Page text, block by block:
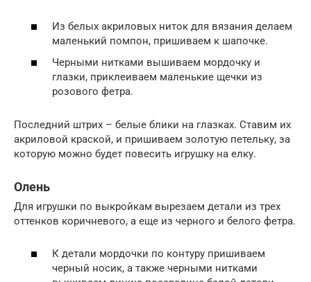
Из белых акриловых ниток для вязания делаем
маленький помпон, пришиваем к шапочке.
Черными нитками вышиваем мордочку и
глазки, приклеиваем маленькие щечки из
розового фетра.
Последний штрих – белые блики на глазках. Ставим их
акриловой краской, и пришиваем золотую петельку, за
которую можно будет повесить игрушку на елку.
Олень
Для игрушки по выкройкам вырезаем детали из трех
оттенков коричневого, а еще из черного и белого фетра.
К детали мордочки по контуру пришиваем
черный носик, а также черными нитками